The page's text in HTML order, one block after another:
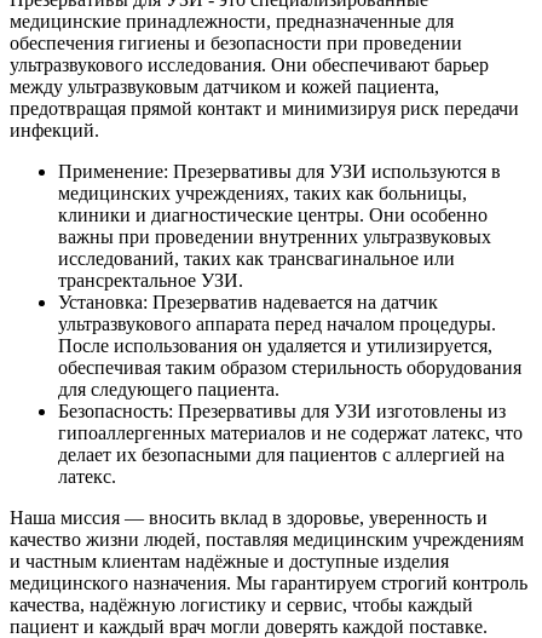
медицинские принадлежности, предназначенные для
обеспечения гигиены и безопасности при проведении
ультразвукового исследования. Они обеспечивают барьер
между ультразвуковым датчиком и кожей пациента,
предотвращая прямой контакт и минимизируя риск передачи
инфекций.
Применение: Презервативы для УЗИ используются в
медицинских учреждениях, таких как больницы,
клиники и диагностические центры. Они особенно
важны при проведении внутренних ультразвуковых
исследований, таких как трансвагинальное или
трансректальное УЗИ.
Установка: Презерватив надевается на датчик
ультразвукового аппарата перед началом процедуры.
После использования он удаляется и утилизируется,
обеспечивая таким образом стерильность оборудования
для следующего пациента.
Безопасность: Презервативы для УЗИ изготовлены из
гипоаллергенных материалов и не содержат латекс, что
делает их безопасными для пациентов с аллергией на
латекс.
Наша миссия — вносить вклад в здоровье, уверенность и
качество жизни людей, поставляя медицинским учреждениям
и частным клиентам надёжные и доступные изделия
медицинского назначения. Мы гарантируем строгий контроль
качества, надёжную логистику и сервис, чтобы каждый
пациент и каждый врач могли доверять каждой поставке.